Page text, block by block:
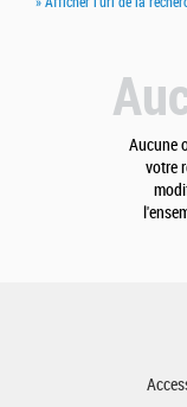
Aucune
votre